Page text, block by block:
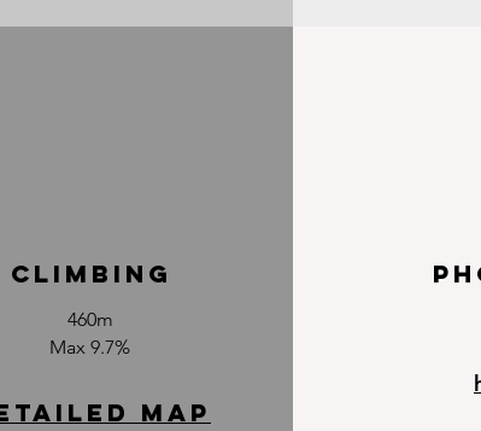
climbinG
460m
Max 9.7%
MAP